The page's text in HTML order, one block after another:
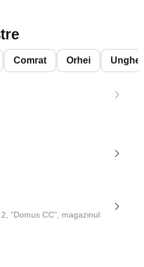
Comrat Orhei
”Domus CC”, magazinul